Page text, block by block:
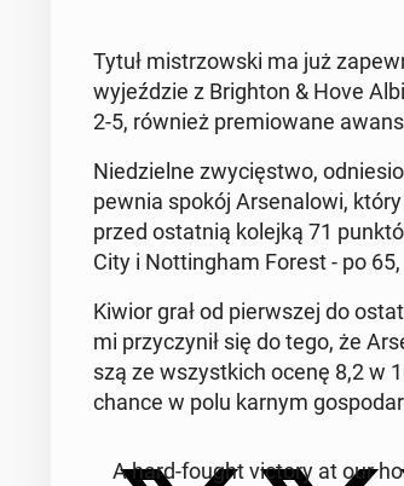
Tytuł mi­strzow­ski ma już
wy­jeź­dzie z Bri­gh­ton & Hove
2-5, również pre­mio­wa­ne
Nie­dziel­ne zwy­cię­stwo,
pew­nia spokój Ar­se­na­lo­wi,
przed ostat­nią kolejką 71
City i Not­tin­gham Forest - po
Kiwior grał od pierw­szej do
mi przy­czy­nił się do tego, że
szą ze wszyst­kich ocenę 8,2 w
chan­ce w polu karnym
A hard-fought victory at our